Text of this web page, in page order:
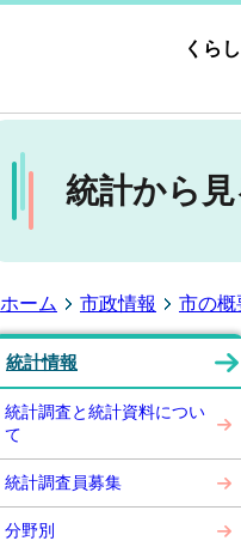
くらし
統計から
ホーム 市政情報 市の概
統計情報
統計調査と統計資料につい
て
統計調査員募集
分野別